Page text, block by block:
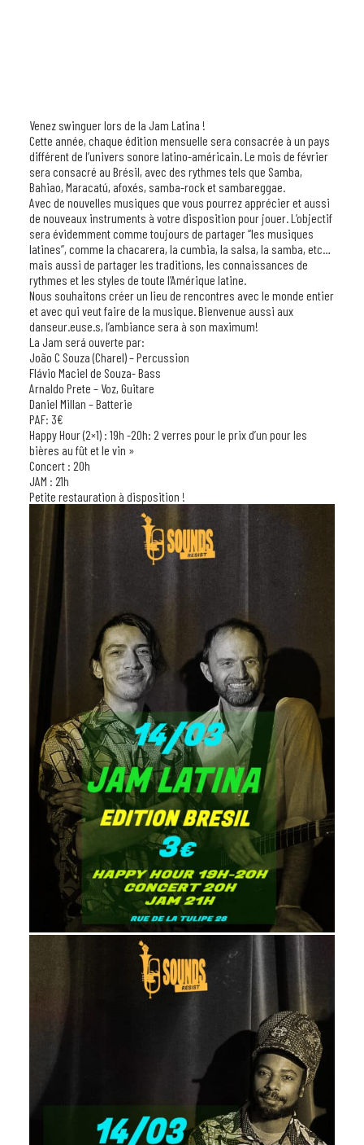
Venez swinguer lors de la Jam Latina !
Cette année, chaque édition mensuelle sera consacrée à un pays
différent de l’univers sonore latino-américain. Le mois de février
sera consacré au Brésil, avec des rythmes tels que Samba,
Bahiao, Maracatú, afoxés, samba-rock et sambareggae.
Avec de nouvelles musiques que vous pourrez apprécier et aussi
de nouveaux instruments à votre disposition pour jouer. L’objectif
sera évidemment comme toujours de partager “les musiques
latines”, comme la chacarera, la cumbia, la salsa, la samba, etc…
mais aussi de partager les traditions, les connaissances de
rythmes et les styles de toute l’Amérique latine.
Nous souhaitons créer un lieu de rencontres avec le monde entier
et avec qui veut faire de la musique. Bienvenue aussi aux
danseur.euse.s, l’ambiance sera à son maximum!
La Jam será ouverte par:
João C Souza (Charel) – Percussion
Flávio Maciel de Souza- Bass
Arnaldo Prete – Voz, Guitare
Daniel Millan – Batterie
PAF: 3€
Happy Hour (2×1) : 19h -20h: 2 verres pour le prix d’un pour les
bières au fût et le vin »
Concert : 20h
JAM : 21h
Petite restauration à disposition !